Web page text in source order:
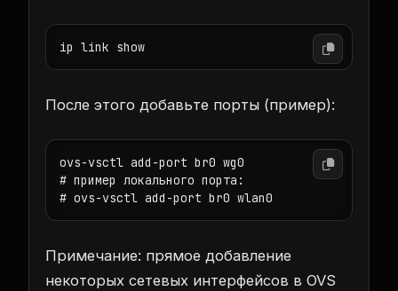
ip link show
После этого добавьте порты (пример):
ovs-vsctl add-port br0 wg0
# пример локального порта:
# ovs-vsctl add-port br0 wlan0
Примечание: прямое добавление
некоторых сетевых интерфейсов в OVS